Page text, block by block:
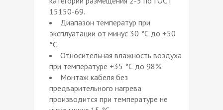
15150-69.
Диапазон температур при
эксплуатации от минус 30 °С до +50
°С.
Относительная влажность воздуха
при температуре +35 °С до 98%.
Монтаж кабеля без
предварительного нагрева
производится при температуре не